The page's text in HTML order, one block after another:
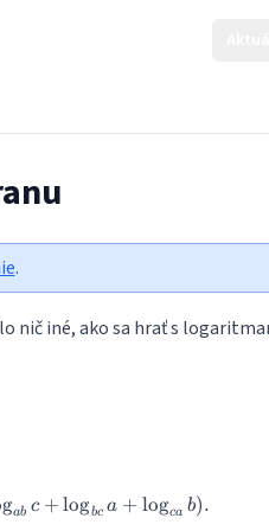
.
nič iné, ako sa hrať s
c
gab c +logbc a + logca b).